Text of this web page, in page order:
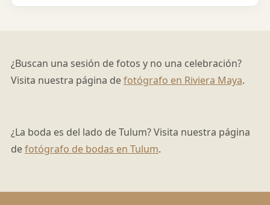
¿Buscan una sesión de fotos y no una celebración?
Visita nuestra página defotógrafo en Riviera Maya.
¿La boda es del lado de Tulum? Visita nuestra página
defotógrafo de bodas en Tulum.